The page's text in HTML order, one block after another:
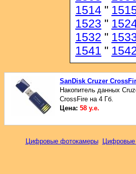
1514 "
1523 "
1532 "
1541 "
SanDisk Cruzer
Накопитель данных
CrossFire на 4 Гб.
Цена: 58 у.е.
Цифровые фотокамеры